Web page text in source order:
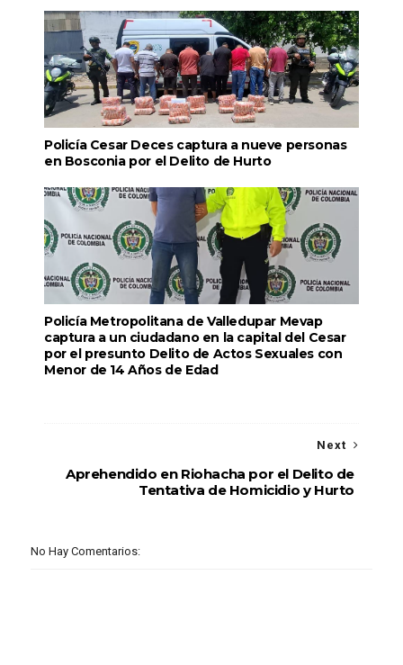
Policía Cesar Deces captura a nueve personas
en Bosconia por el Delito de Hurto
Policía Metropolitana de Valledupar Mevap
captura a un ciudadano en la capital del Cesar
por el presunto Delito de Actos Sexuales con
Menor de 14 Años de Edad
Next
Aprehendido en Riohacha por el Delito de
Tentativa de Homicidio y Hurto
No Hay Comentarios: